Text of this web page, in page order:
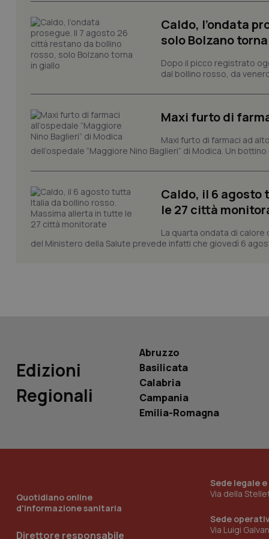
Caldo, l’ondata
solo Bolzano
Dopo il picco registrato
dal bollino rosso, da
Maxi furto di
Maxi furto di farmaci ad
dell’ospedale “Maggiore Nino Baglieri” di Modica. Un
Caldo, il 6
le 27 città
La quarta ondata di
del Ministero della Salute prevede infatti che giovedì 6
Edizioni
Regionali
Abruzzo
Basilicata
Calabria
Campania
Emilia-Romagna
Quotidiano online
d'informazione sanitaria
Direttore responsabile
Sede legale
Via della
Sede
Via Luigi
tracking-sites-
tracking-enable
tracking-sites-
_ga
_ga_0VMQEQKQ1N
__Secure-YNID